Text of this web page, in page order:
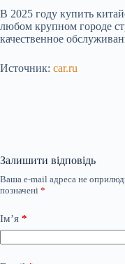
В 2025 году купить
любом крупном городе
качественное
Источник: car.ru
Залишити відповідь
Ваша e-mail адреса не
позначені *
Ім’я *